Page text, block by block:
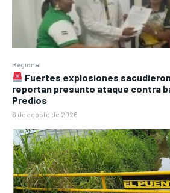
Regional
Fuertes explosiones
reportan presunto ataque contra
Predios
6 de agosto de 2026